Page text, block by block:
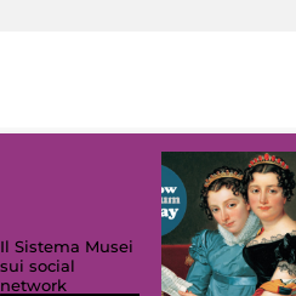
Il Sistema Musei
sui social
network